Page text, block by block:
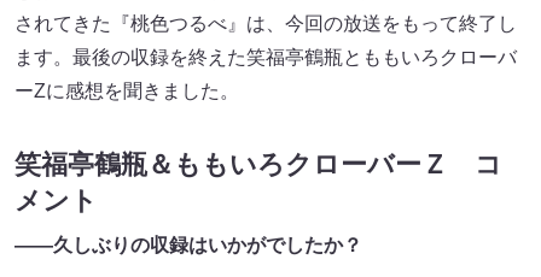
されてきた『桃色つるべ』は、今回の放送をもって終了し
ます。最後の収録を終えた笑福亭鶴瓶とももいろクローバ
ーZに感想を聞きました。
笑福亭鶴瓶＆ももいろクローバーＺ コ
メント
――久しぶりの収録はいかがでしたか？